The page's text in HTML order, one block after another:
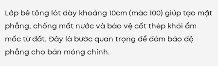
Lớp bê tông lót dày khoảng 10cm (mác 100) giúp tạo mặt
phẳng, chống mất nước và bảo vệ cốt thép khỏi ẩm
mốc từ đất. Đây là bước quan trọng để đảm bảo độ
phẳng cho bản móng chính.